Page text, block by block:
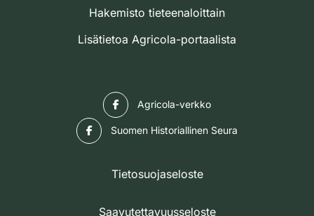
Hakemisto tieteenaloittain
Lisätietoa Agricola-portaalista
Agricola-verkko
Suomen Historiallinen Seura
Tietosuojaseloste
Saavutettavuusseloste